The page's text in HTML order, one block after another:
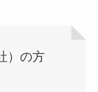
）の方